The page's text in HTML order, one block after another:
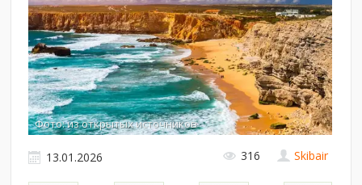
Фото: из открытых источников
Skibair
13.01.2026 316